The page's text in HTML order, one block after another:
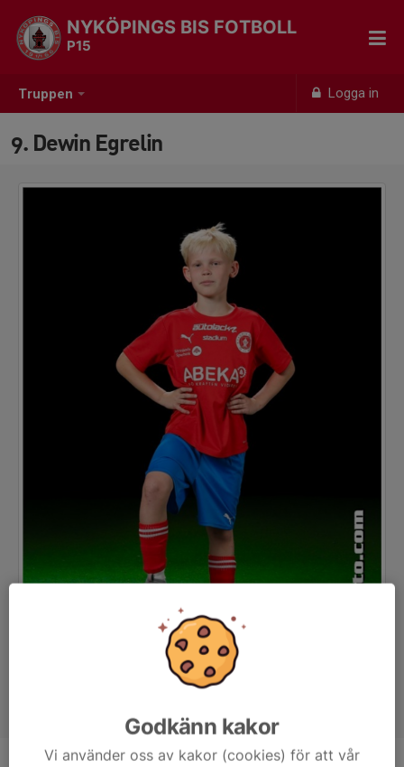
Truppen Logga in
NYKÖPINGS BIS FOTBOLL
P15
9. Dewin Egrelin
Godkänn kakor
Vi använder oss av kakor (cookies) för att vår